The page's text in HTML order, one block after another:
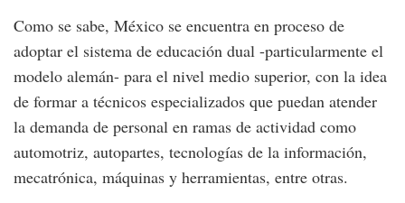
Como se sabe, México se encuentra en proceso de
adoptar el sistema de educación dual -particularmente el
modelo alemán- para el nivel medio superior, con la idea
de formar a técnicos especializados que puedan atender
la demanda de personal en ramas de actividad como
automotriz, autopartes, tecnologías de la información,
mecatrónica, máquinas y herramientas, entre otras.